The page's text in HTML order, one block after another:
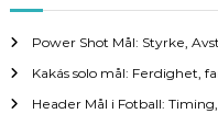
Power Shot Mål: Styrke,
Kakás solo mål: Ferdighet,
Header Mål i Fotball: